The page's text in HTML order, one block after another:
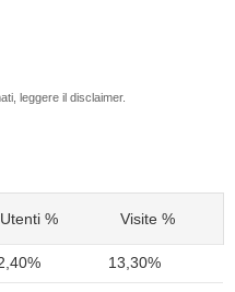
leggere il disclaimer.
Utenti % Visite %
13,30%